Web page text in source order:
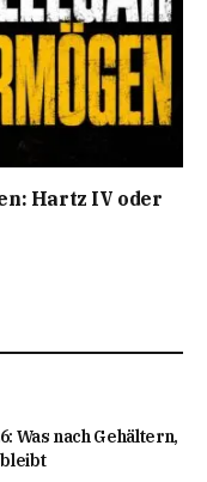
Hartz IV oder
Was nach Gehältern,